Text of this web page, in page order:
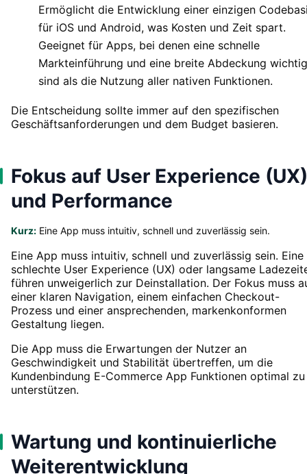
Ermöglicht die Entwicklung einer einzigen
für iOS und Android, was Kosten und Zeit spart.
Geeignet für Apps, bei denen eine schnelle
Markteinführung und eine breite Abdeckung
sind als die Nutzung aller nativen Funktionen.
Die Entscheidung sollte immer auf den spezifischen
Geschäftsanforderungen und dem Budget basieren.
Fokus auf User Experience (UX)
und Performance
Kurz: Eine App muss intuitiv, schnell und zuverlässig sein.
Eine App muss intuitiv, schnell und zuverlässig sein. Eine
schlechte User Experience (UX) oder langsame
führen unweigerlich zur Deinstallation. Der Fokus muss
einer klaren Navigation, einem einfachen Checkout-
Prozess und einer ansprechenden, markenkonformen
Gestaltung liegen.
Die App muss die Erwartungen der Nutzer an
Geschwindigkeit und Stabilität übertreffen, um die
Kundenbindung E-Commerce App Funktionen optimal zu
unterstützen.
Wartung und kontinuierliche
Weiterentwicklung